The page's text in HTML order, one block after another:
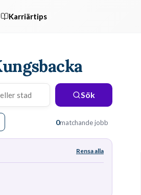
Karriärtips
Sök
0matchande jobb
Rensa alla